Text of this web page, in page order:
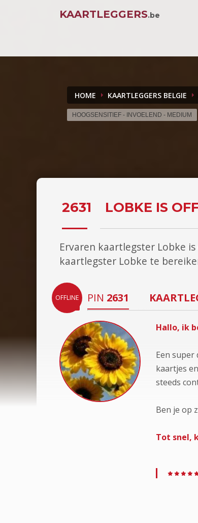
KAARTLEGGERS.be
HOME KAARTLEGGERS BELGIE
HOOGSENSITIEF - INVOELEND - MEDIUM
2631 LOBKE IS
Ervaren kaartlegster Lobke
kaartlegster Lobke te
OFFLINE PIN 2631
Hallo, ik
Een
kaartjes
steeds
Ben je op
Tot snel,